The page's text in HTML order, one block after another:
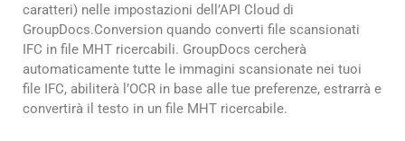
caratteri) nelle impostazioni dell’API Cloud di
GroupDocs.Conversion quando converti file scansionati
IFC in file MHT ricercabili. GroupDocs cercherà
automaticamente tutte le immagini scansionate nei tuoi
file IFC, abiliterà l’OCR in base alle tue preferenze, estrarrà e
convertirà il testo in un file MHT ricercabile.